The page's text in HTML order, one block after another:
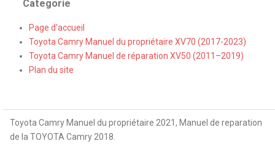
Categorie
Page d'accueil
Toyota Camry Manuel du propriétaire XV70 (2017-2023)
Toyota Camry Manuel de réparation XV50 (2011–2019)
Plan du site
Toyota Camry Manuel du propriétaire 2021, Manuel de reparation
de la TOYOTA Camry 2018.